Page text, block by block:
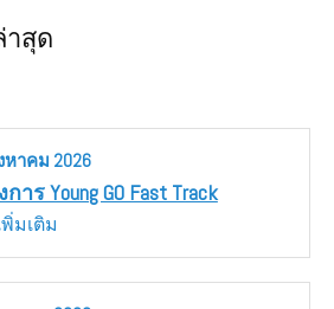
าสุด
หาคม 2026
าร Young GO Fast Track
มเติม